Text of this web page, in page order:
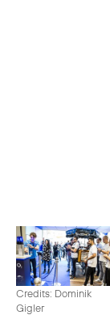
Credits: Dominik
Gigler